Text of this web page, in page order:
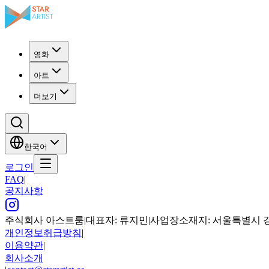
영화
아트
더보기
한국어
로그인
FAQ|
공지사항
주식회사 아스트룸|대표자: 류지민|사업장소재지: 서울특별시
개인정보취급방침|
이용약관|
회사소개